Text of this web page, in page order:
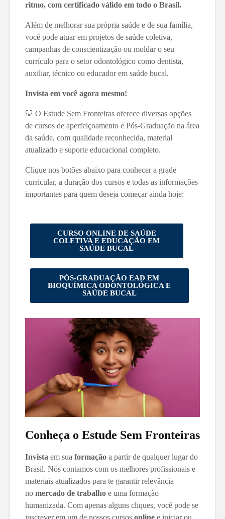
ritmo, com certificado válido em todo o Brasil.
Além de melhorar sua própria saúde e de sua família,
você pode atuar em projetos de saúde coletiva,
campanhas de conscientização ou moldar o seu
currículo para o setor odontológico como dentista,
auxiliar, técnico ou educador em saúde bucal.
Invista em você agora mesmo!
🦷 O Estude Sem Fronteiras oferece diversas opções
de cursos de aperfeiçoamento e Pós-Graduação na área
da saúde, com qualidade reconhecida, material
atualizado e suporte educacional completo.
Clique nos botões abaixo para conhecer a grade
curricular, a duração dos cursos e todas as informações
importantes para quem deseja começar ainda hoje:
CURSO ONLINE DE SAÚDE
COLETIVA E EDUCAÇÃO EM
SAÚDE BUCAL
PÓS-GRADUAÇÃO EAD EM
BIOQUÍMICA ODONTOLÓGICA E
SAÚDE BUCAL
Conheça o Estude Sem Fronteiras
Invista em sua formação a partir de qualquer lugar do
Brasil. Nós contamos com os melhores profissionais e
materiais atualizados para te garantir relevância
no mercado de trabalho e uma formação
humanizada. Com apenas alguns cliques, você pode se
inscrever em um de nossos cursos online e iniciar ou